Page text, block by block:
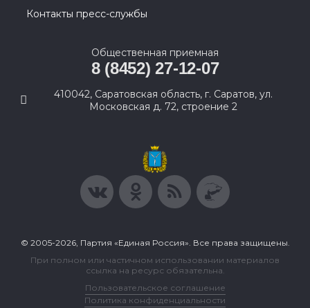
Контакты пресс-службы
Общественная приемная
8 (8452) 27-12-07
410042, Саратовская область, г. Саратов, ул.
Московская д. 72, строение 2
© 2005-2026, Партия «Единая Россия». Все права защищены.
При полном или частичном использовании материалов
ссылка на ресурс обязательна.
Пользовательское соглашение
Политика конфиденциальности